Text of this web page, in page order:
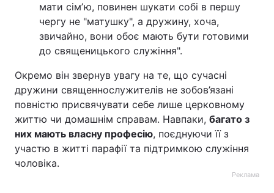
мати сімʼю, повинен шукати собі в першу
чергу не "матушку", а дружину, хоча,
звичайно, вони обоє мають бути готовими
до священицького служіння".
Окремо він звернув увагу на те, що сучасні
дружини священнослужителів не зобов’язані
повністю присвячувати себе лише церковному
життю чи домашнім справам. Навпаки, багато з
них мають власну професію, поєднуючи її з
участю в житті парафії та підтримкою служіння
чоловіка.
Реклама